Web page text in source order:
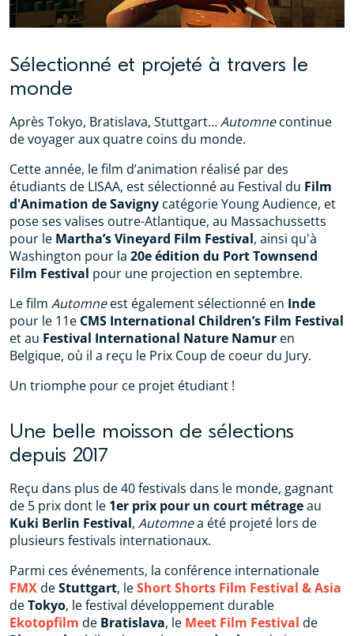
Sélectionné et projeté à travers le
monde
Après Tokyo, Bratislava, Stuttgart…Automnecontinue
de voyager aux quatre coins du monde.
Cette année, le film d’animation réalisé par des
étudiants de LISAA, est sélectionné au Festival du Film
d'Animation de Savigny catégorie Young Audience, et
pose ses valises outre-Atlantique, au Massachussetts
pour le Martha’s Vineyard Film Festival, ainsi qu'à
Washington pour la 20e édition du Port Townsend
Film Festival pour une projection en septembre.
Le film Automneest également sélectionné en Inde
pour le 11e CMS International Children’s Film Festival
et au Festival International Nature Namur en
Belgique, où il a reçu le Prix Coup de coeur du Jury.
Un triomphe pour ce projet étudiant !
Une belle moisson de sélections
depuis 2017
Reçu dans plus de 40 festivals dans le monde, gagnant
de 5 prix dont le 1er prix pour un court métrageau
Kuki Berlin Festival, Automnea été projeté lors de
plusieurs festivals internationaux.
Parmi ces événements, la conférence internationale
FMXdeStuttgart, leShort Shorts Film Festival & Asia
deTokyo, le festival développement durable
Ekotopfilm de Bratislava, le Meet Film Festival de